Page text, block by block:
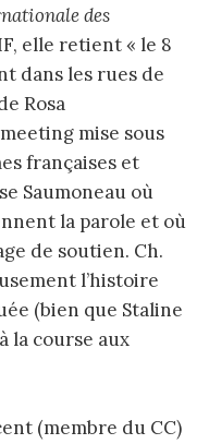
des
elle retient « le 8
dans les rues de
Rosa
mise sous
françaises et
Saumoneau où
la parole et où
de soutien. Ch.
l’histoire
(bien que Staline
la course aux
(membre du CC)